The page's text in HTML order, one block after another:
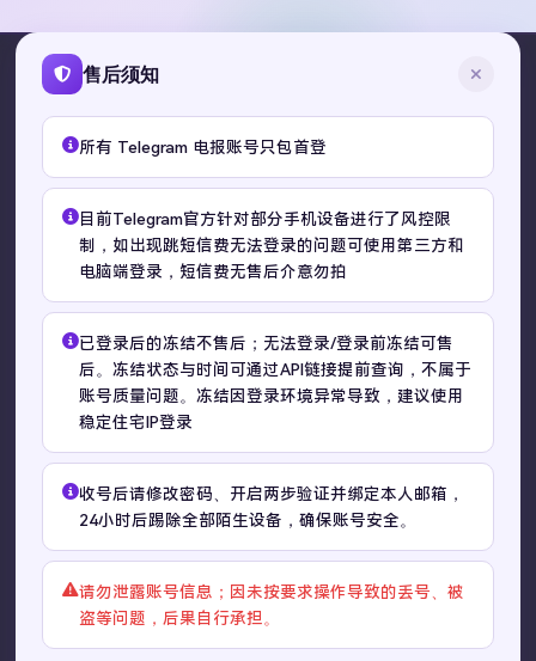
售后须知
所有 Telegram 电报账号只包首登
目前Telegram官方针对部分手机设备进行了风控限
制，如出现跳短信费无法登录的问题可使用第三方和
电脑端登录，短信费无售后介意勿拍
已登录后的冻结不售后；无法登录/登录前冻结可售
后。 冻结状态与时间可通过API链接提前查询，不属于
账号质量问题。冻结因登录环境异常导致，建议使用
稳定住宅IP登录
收号后请修改密码、开启两步验证并绑定本人邮箱，
24小时后踢除全部陌生设备，确保账号安全。
请勿泄露账号信息；因未按要求操作导致的丢号、被
盗等问题，后果自行承担。
TGX Account
TGX Account 是专业的海外账号购买与批发平台，覆盖
Telegram、Twitter、TikTok、Facebook、Instagram、
YouTube、Gmail、Apple ID 等全平台账号资源。
自2022年起稳定运营，累计服务10,000+用户，支持个人用
户、跨境电商团队及MCN机构按需采购。系统自动发货，账
快速链接
首页
个人中心
订单查询
代理对接文档
商品服务
Telegram账号购买
客户支持